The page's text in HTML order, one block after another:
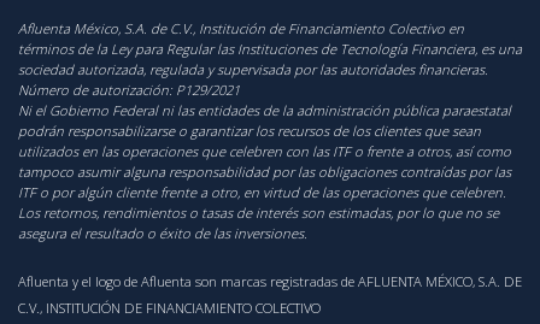
Afluenta México, S.A. de C.V., Institución de Financiamiento Colectivo en
términos de la Ley para Regular las Instituciones de Tecnología Financiera, es una
sociedad autorizada, regulada y supervisada por las autoridades financieras.
Número de autorización: P129/2021
‍Ni el Gobierno Federal ni las entidades de la administración pública paraestatal
podrán responsabilizarse o garantizar los recursos de los clientes que sean
utilizados en las operaciones que celebren con las ITF o frente a otros, así como
tampoco asumir alguna responsabilidad por las obligaciones contraídas por las
ITF o por algún cliente frente a otro, en virtud de las operaciones que celebren.
Los retornos, rendimientos o tasas de interés son estimadas, por lo que no se
asegura el resultado o éxito de las inversiones.
Afluenta y el logo de Afluenta son marcas registradas de AFLUENTA MÉXICO, S.A. DE
C.V., INSTITUCIÓN DE FINANCIAMIENTO COLECTIVO